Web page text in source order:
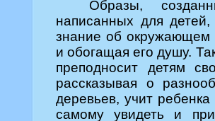
Образы,
написанных для
знание об окружающем
и обогащая его душу.
преподносит детям
рассказывая о
деревьев, учит
самому увидеть и